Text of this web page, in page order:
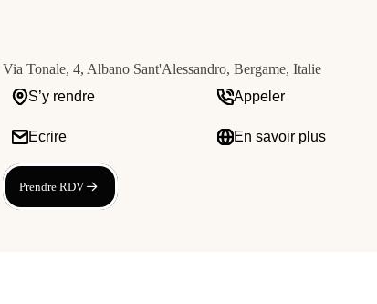
Via Tonale, 4, Albano Sant'Alessandro, Bergame, Italie
S’y rendre
Appeler
Ecrire En savoir plus
Prendre RDV